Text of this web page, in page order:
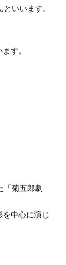
いいます。
す。
「菊五郎劇
を中心に演じ